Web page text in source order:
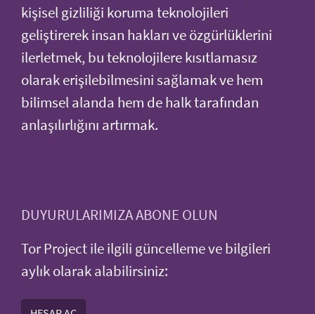
kişisel gizliliği koruma teknolojileri
geliştirerek insan hakları ve özgürlüklerini
ilerletmek, bu teknolojilere kısıtlamasız
olarak erişilebilmesini sağlamak ve hem
bilimsel alanda hem de halk tarafından
anlaşılırlığını artırmak.
DUYURULARIMIZA ABONE OLUN
Tor Project ile ilgili güncelleme ve bilgileri
aylık olarak alabilirsiniz: